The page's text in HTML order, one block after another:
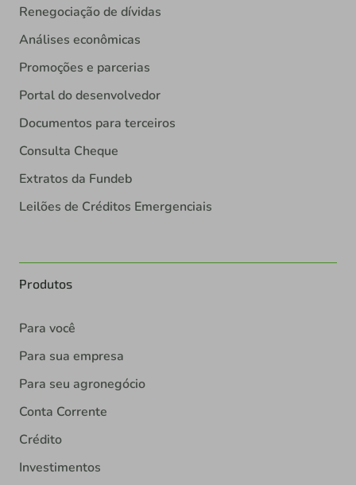
Renegociação de dívidas
Análises econômicas
Promoções e parcerias
Portal do desenvolvedor
Documentos para terceiros
Consulta Cheque
Extratos da Fundeb
Leilões de Créditos Emergenciais
Produtos
Para você
Para sua empresa
Para seu agronegócio
Conta Corrente
Crédito
Investimentos